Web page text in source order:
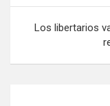
Los libertarios